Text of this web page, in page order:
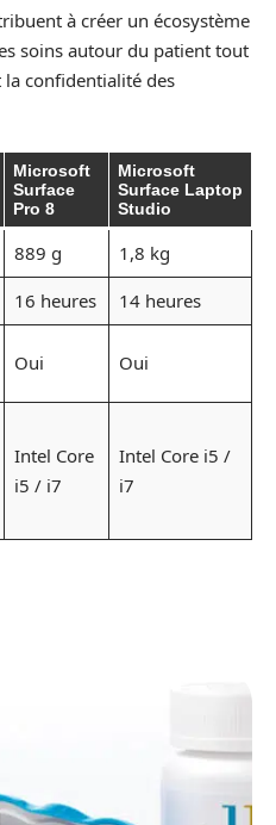
à créer un écosystème
soins autour du patient tout
la confidentialité des
Microsoft
Surface
Pro 8
Microsoft
Surface Laptop
Studio
889 g
1,8 kg
16 heures
14 heures
Oui Oui
Intel Core
i5 / i7
Intel Core i5 /
i7